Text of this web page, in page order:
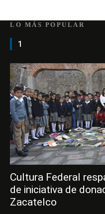
LO MÁS POPULAR
1
Cultura Federal
de iniciativa de
Zacatelco